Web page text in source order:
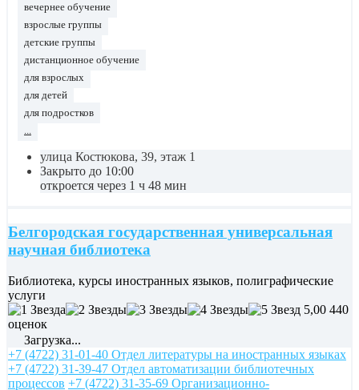
вечернее обучение
взрослые группы
детские группы
дистанционное обучение
для взрослых
для детей
для подростков
улица Костюкова, 39, этаж 1
Закрыто до 10:00
откроется через 1 ч 48 мин
Белгородская государственная универсальная
научная библиотека
Библиотека, курсы иностранных языков, полиграфические
услуги
5,00 440
оценок
Загрузка...
+7 (4722) 31-01-40 Отдел литературы на иностранных языках
+7 (4722) 31-39-47 Отдел автоматизации библиотечных
процессов +7 (4722) 31-35-69 Организационно-